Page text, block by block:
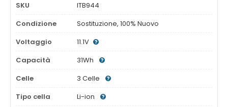
SKU
ITB944
Condizione
Sostituzione, 100% Nuovo
Voltaggio
11.1V
Capacità
31Wh
Celle
3 Celle
Tipo cella
Li-ion